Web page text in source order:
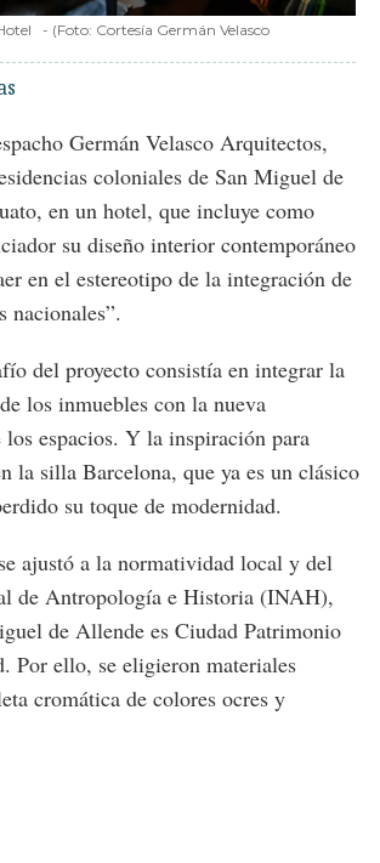
- (Foto: Cortesía Germán Velasco
Germán Velasco Arquitectos,
coloniales de San Miguel de
en un hotel, que incluye como
su diseño interior contemporáneo
en el estereotipo de la integración de
nacionales”.
del proyecto consistía en integrar la
los inmuebles con la nueva
espacios. Y la inspiración para
la silla Barcelona, que ya es un clásico
su toque de modernidad.
ajustó a la normatividad local y del
de Antropología e Historia (INAH),
de Allende es Ciudad Patrimonio
Por ello, se eligieron materiales
cromática de colores ocres y